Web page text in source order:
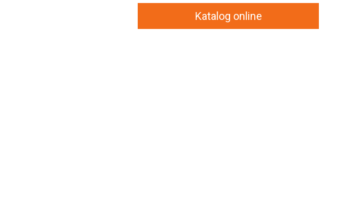
Katalog online